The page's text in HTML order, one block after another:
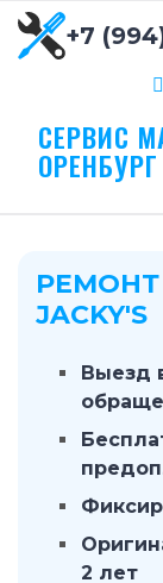
+7
СЕРВИС
ОРЕНБУРГ
JACKY'S
Выезд
2 лет